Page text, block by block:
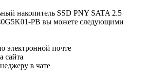
накопитель SSD PNY SATA 2.5
PB вы можете следующими
электронной почте
сайта
в чате